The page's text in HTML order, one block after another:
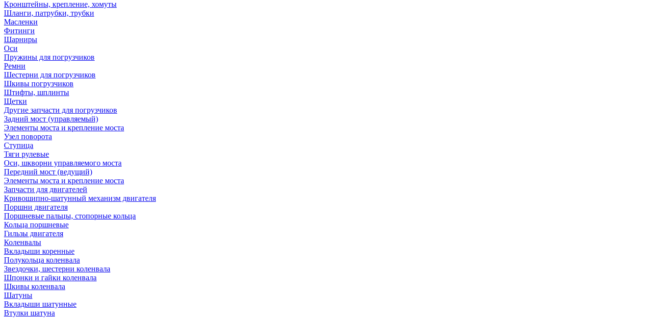
Кронштейны, крепление, хомуты
Шланги, патрубки, трубки
Масленки
Фитинги
Шарниры
Оси
Пружины для погрузчиков
Ремни
Шестерни для погрузчиков
Шкивы погрузчиков
Штифты, шплинты
Щетки
Другие запчасти для погрузчиков
Задний мост (управляемый)
Элементы моста и крепление моста
Узел поворота
Ступица
Тяги рулевые
Оси, шкворни управляемого моста
Передний мост (ведущий)
Элементы моста и крепление моста
Запчасти для двигателей
Кривошипно-шатунный механизм двигателя
Поршни двигателя
Поршневые пальцы, стопорные кольца
Кольца поршневые
Гильзы двигателя
Коленвалы
Вкладыши коренные
Полукольца коленвала
Звездочки, шестерни коленвала
Шпонки и гайки коленвала
Шкивы коленвала
Шатуны
Вкладыши шатунные
Втулки шатуна